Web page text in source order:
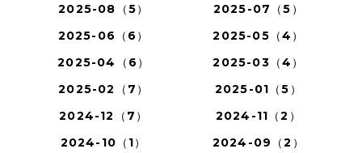
2025-08（5）
2025-07（5）
2025-06（6）
2025-05（4）
2025-04（6）
2025-03（4）
2025-02（7）
2025-01（5）
2024-12（7）
2024-11（2）
2024-10（1）
2024-09（2）